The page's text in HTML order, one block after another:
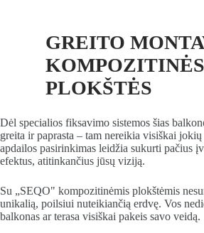
GREITO
KOMPOZITINĖS
PLOKŠTĖS
Dėl specialios fiksavimo sistemos šias
greita ir paprasta – tam nereikia visiškai
apdailos pasirinkimas leidžia sukurti pačius
efektus, atitinkančius jūsų viziją.
Su „SEQO" kompozitinėmis plokštėmis
unikalią, poilsiui nuteikiančią erdvę. Vos
balkonas ar terasa visiškai pakeis savo veidą.